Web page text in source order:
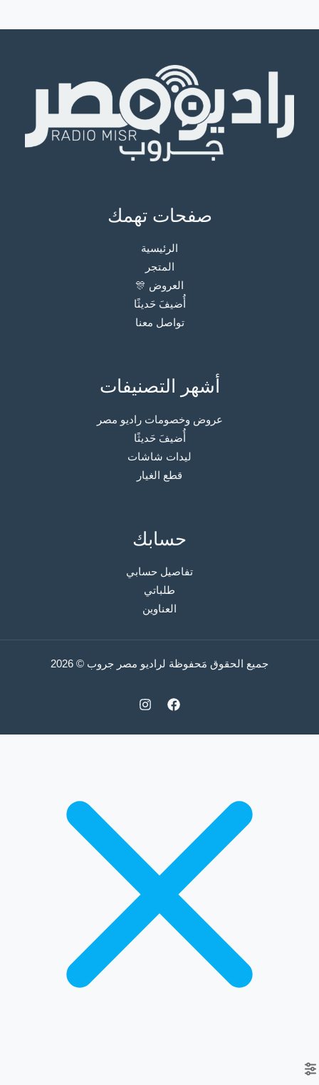
صفحات تهمك
الرئيسية
المتجر
العروض 🎊
أُضيفَ حَديثًا
تواصل معنا
أشهر التصنيفات
عروض وخصومات راديو مصر
أُضيفَ حَديثًا
ليدات شاشات
قطع الغيار
حسابك
تفاصيل حسابي
طلباتي
العناوين
جميع الحقوق مَحفوظة لراديو مصر جروب © 2026